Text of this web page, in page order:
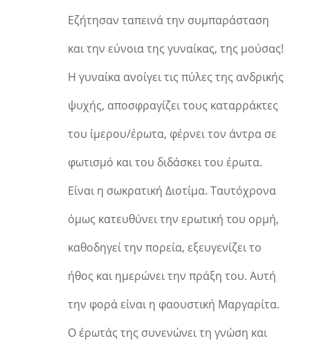
Εζήτησαν ταπεινά την συμπαράσταση
και την εύνοια της γυναίκας, της μούσας!
Η γυναίκα ανοίγει τις πύλες της ανδρικής
ψυχής, αποσφραγίζει τους καταρράκτες
του ίμερου/έρωτα, φέρνει τον άντρα σε
φωτισμό και του διδάσκει του έρωτα.
Είναι η σωκρατική Διοτίμα. Ταυτόχρονα
όμως κατευθύνει την ερωτική του ορμή,
καθοδηγεί την πορεία, εξευγενίζει το
ήθος και ημερώνει την πράξη του. Αυτή
την φορά είναι η φαουστική Μαργαρίτα.
Ο έρωτάς της συνενώνει τη γνώση και